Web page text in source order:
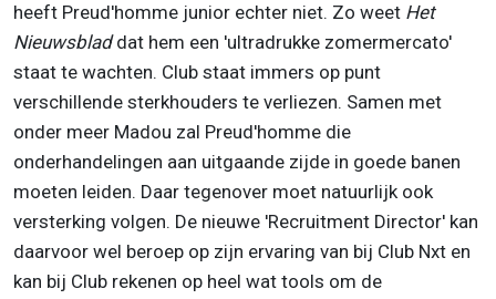
heeft Preud'homme junior echter niet. Zo weet Het
Nieuwsbladdat hem een 'ultradrukke zomermercato'
staat te wachten. Club staat immers op punt
verschillende sterkhouders te verliezen. Samen met
onder meer Madou zal Preud'homme die
onderhandelingen aan uitgaande zijde in goede banen
moeten leiden. Daar tegenover moet natuurlijk ook
versterking volgen. De nieuwe 'Recruitment Director' kan
daarvoor wel beroep op zijn ervaring van bij Club Nxt en
kan bij Club rekenen op heel wat tools om de